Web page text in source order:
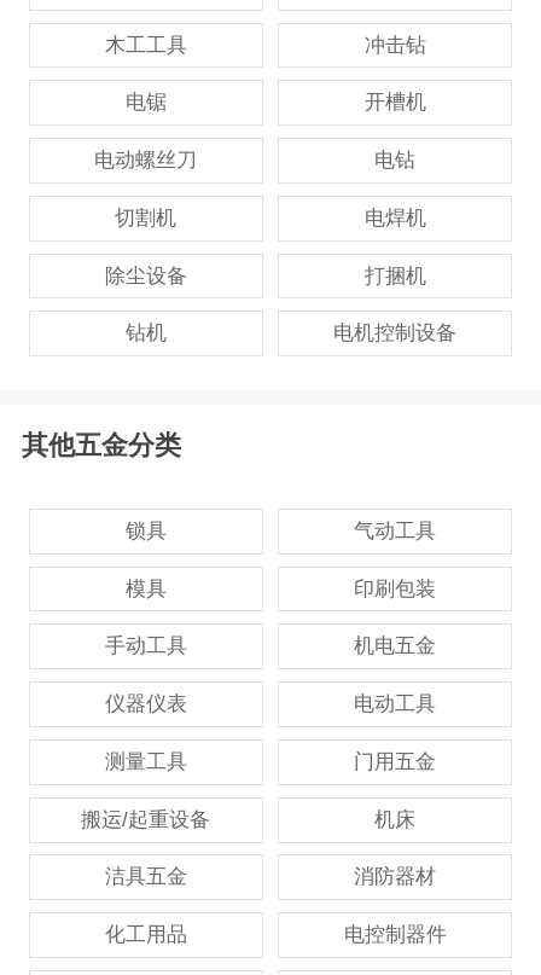
木工工具 冲击钻
电锯 开槽机
电动螺丝刀 电钻
切割机 电焊机
除尘设备 打捆机
钻机 电机控制设备
其他五金分类
锁具 气动工具
模具 印刷包装
手动工具 机电五金
仪器仪表 电动工具
测量工具 门用五金
搬运/起重设备 机床
洁具五金 消防器材
化工用品 电控制器件